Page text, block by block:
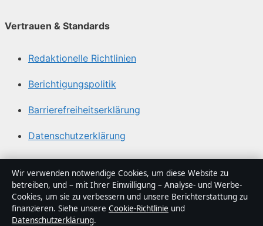
Vertrauen & Standards
Redaktionelle Richtlinien
Berichtigungspolitik
Barrierefreiheitserklärung
Datenschutzerklärung
Über Politikstudio in Kürze
Politikstudio ist ein unabhängiger digitaler
Nachrichtenanbieter mit Fokus auf Politik, Wirtschaft,
Technik und Gesellschaft in Deutschland. Jeder Artikel
Wir verwenden notwendige Cookies, um diese Website zu
betreiben, und – mit Ihrer Einwilligung – Analyse- und Werbe-
Cookies, um sie zu verbessern und unsere Berichterstattung zu
finanzieren. Siehe unsere Cookie-Richtlinie und
Datenschutzerklärung.